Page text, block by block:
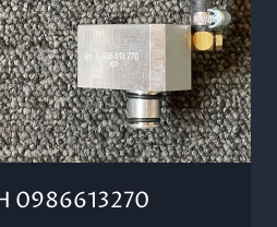
0986613270